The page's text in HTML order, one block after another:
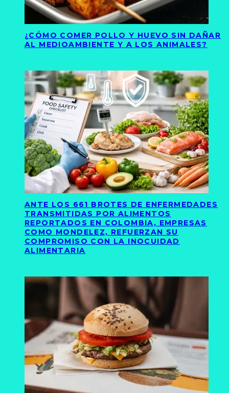
¿CÓMO COMER POLLO Y HUEVO SIN DAÑAR
AL MEDIOAMBIENTE Y A LOS ANIMALES?
ANTE LOS 661 BROTES DE ENFERMEDADES
TRANSMITIDAS POR ALIMENTOS
REPORTADOS EN COLOMBIA, EMPRESAS
COMO MONDELEZ, REFUERZAN SU
COMPROMISO CON LA INOCUIDAD
ALIMENTARIA